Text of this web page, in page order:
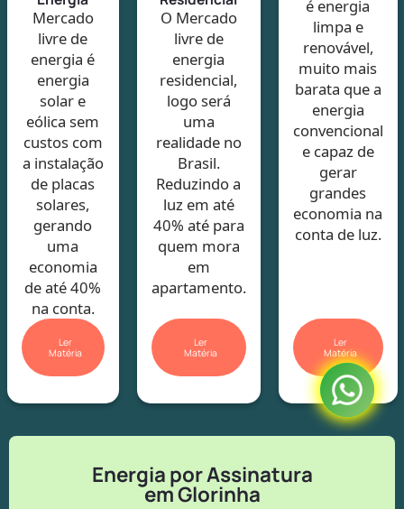
Mercado
livre de
energia é
energia
solar e
eólica sem
custos com
a instalação
de placas
solares,
gerando
uma
economia
de até 40%
na conta.
Ler
Matéria
O Mercado
livre de
energia
residencial,
logo será
uma
realidade no
Brasil.
Reduzindo a
luz em até
40% até para
quem mora
em
apartamento.
Ler
Matéria
é energia
limpa e
renovável,
muito mais
barata que a
energia
convencional
e capaz de
gerar
grandes
economia na
conta de luz.
Ler
Matéria
Energia por Assinatura
em Glorinha